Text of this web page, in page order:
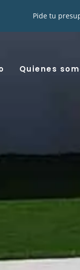
Pide tu
Quienes